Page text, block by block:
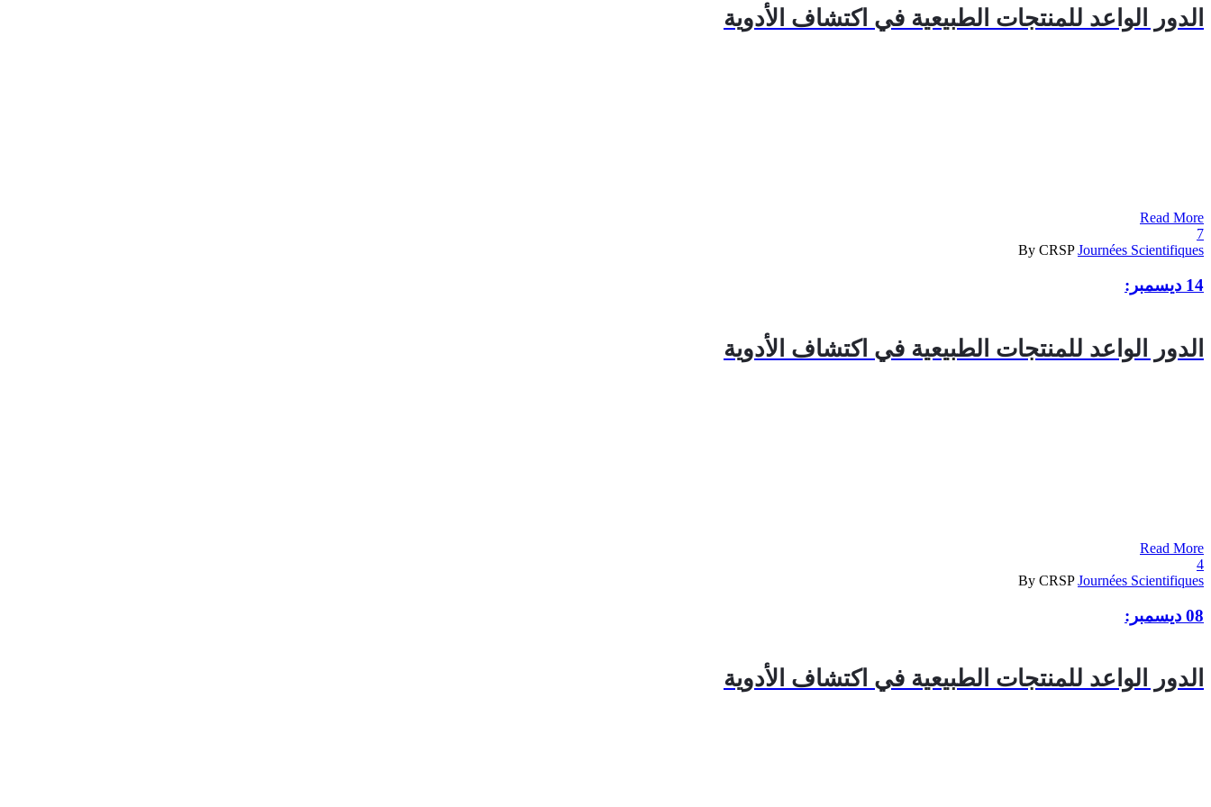
الدور الواعد للمنتجات الطبيعية في اكتشاف الأدوية
Read More
7
By CRSP Journées Scientifiques
14 ديسمبر:
الدور الواعد للمنتجات الطبيعية في اكتشاف الأدوية
Read More
4
By CRSP Journées Scientifiques
08 ديسمبر:
الدور الواعد للمنتجات الطبيعية في اكتشاف الأدوية